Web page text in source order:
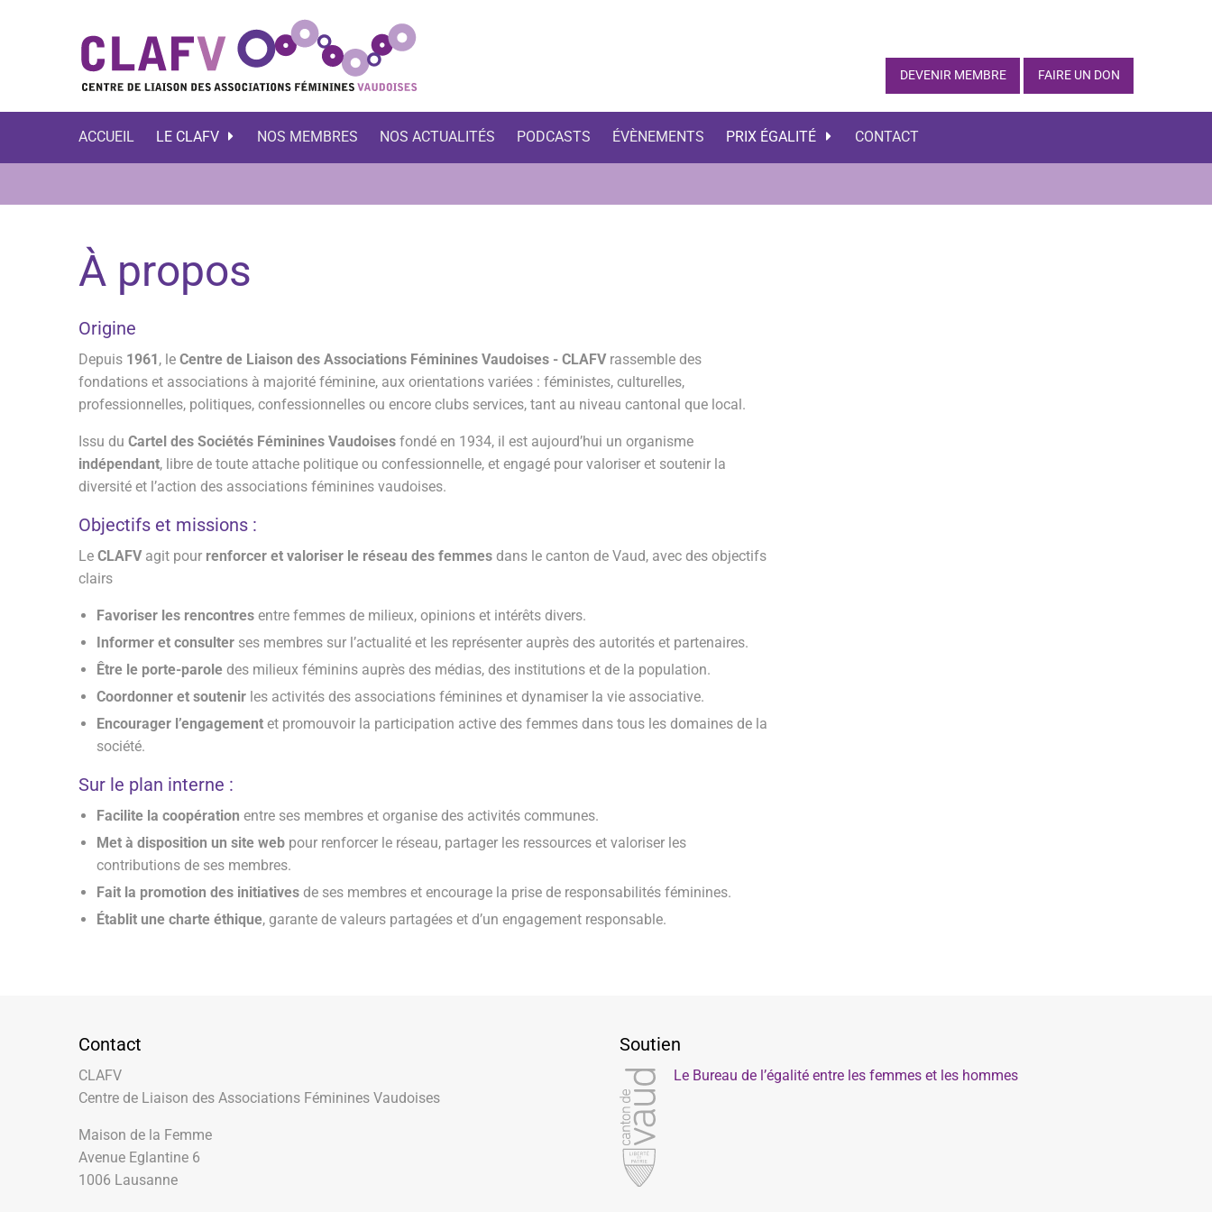
DEVENIR MEMBRE FAIRE UN DON
ACCUEIL LE CLAFV NOS MEMBRES NOS ACTUALITÉS PODCASTS ÉVÈNEMENTS PRIX ÉGALITÉ CONTACT
À propos
Origine
Depuis 1961, le Centre de Liaison des Associations Féminines Vaudoises - CLAFVrassemble des
fondations et associations à majorité féminine, aux orientations variées : féministes, culturelles,
professionnelles, politiques, confessionnelles ou encore clubs services, tant au niveau cantonal que local.
Issu du Cartel des Sociétés Féminines Vaudoises fondé en 1934, il est aujourd’hui un organisme
indépendant, libre de toute attache politique ou confessionnelle, et engagé pour valoriser et soutenir la
diversité et l’action des associations féminines vaudoises.
Objectifs et missions :
Le CLAFVagit pour renforcer et valoriser le réseau des femmes dans le canton de Vaud, avec des objectifs
clairs
Favoriser les rencontres entre femmes de milieux, opinions et intérêts divers.
Informer et consulter ses membres sur l’actualité et les représenter auprès des autorités et partenaires.
Être le porte-parole des milieux féminins auprès des médias, des institutions et de la population.
Coordonner et soutenir les activités des associations féminines et dynamiser la vie associative.
Encourager l’engagement et promouvoir la participation active des femmes dans tous les domaines de la
société.
Sur le plan interne :
Facilite la coopération entre ses membres et organise des activités communes.
Met à disposition un site web pour renforcer le réseau, partager les ressources et valoriser les
contributions de ses membres.
Fait la promotion des initiatives de ses membres et encourage la prise de responsabilités féminines.
Établit une charte éthique, garante de valeurs partagées et d’un engagement responsable.
Contact
CLAFV
Centre de Liaison des Associations Féminines Vaudoises
Maison de la Femme
Avenue Eglantine 6
1006 Lausanne
Soutien
Le Bureau de l’égalité entre les femmes et les hommes